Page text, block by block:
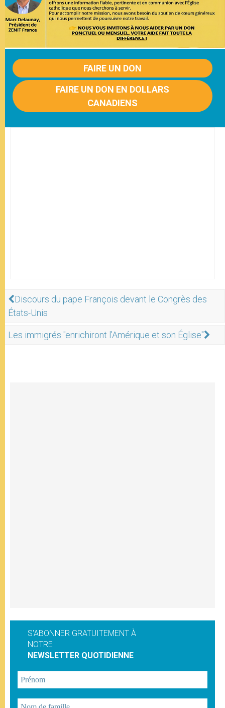
FAIRE UN DON
FAIRE UN DON EN DOLLARS
CANADIENS
Discours du pape François devant le Congrès des
États-Unis
Les immigrés "enrichiront l’Amérique et son Église"
S'ABONNER GRATUITEMENT À
NOTRE
NEWSLETTER QUOTIDIENNE